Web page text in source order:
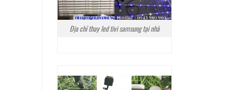
Địa chỉ thay led tivi samsung tại nhà